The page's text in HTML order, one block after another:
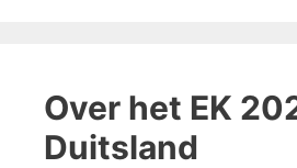
Over het EK
Duitsland